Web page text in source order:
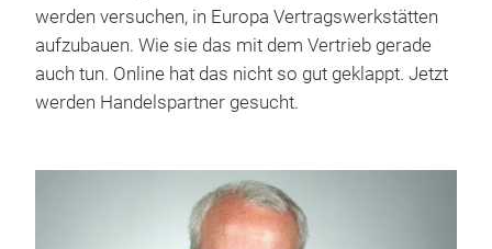
werden versuchen, in Europa Vertragswerkstätten
aufzubauen. Wie sie das mit dem Vertrieb gerade
auch tun. Online hat das nicht so gut geklappt. Jetzt
werden Handelspartner gesucht.